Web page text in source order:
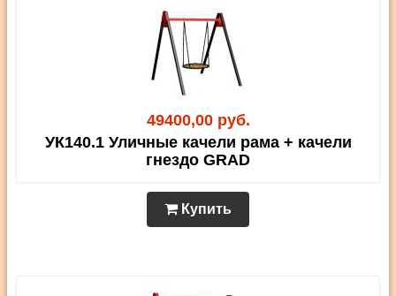
49400,00 руб.
УК140.1 Уличные качели рама + качели
гнездо GRAD
Купить